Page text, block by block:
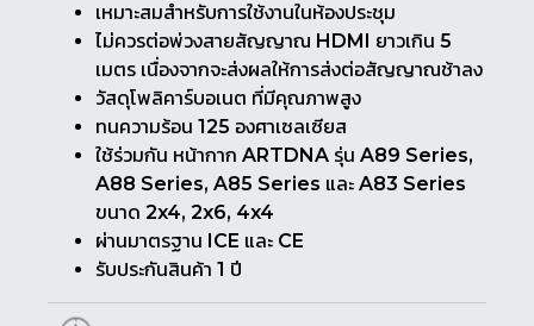
เหมาะสมสำหรับการใช้งานในห้องประชุม
ไม่ควรต่อพ่วงสายสัญญาณ HDMI ยาวเกิน 5
เมตร เนื่องจากจะส่งผลให้การส่งต่อสัญญาณช้าลง
วัสดุโพลิคาร์บอเนต ที่มีคุณภาพสูง
ทนความร้อน 125 องศาเซลเซียส
ใช้ร่วมกัน หน้ากาก ARTDNA รุ่น A89 Series,
A88 Series, A85 Series และ A83 Series
ขนาด 2x4, 2x6, 4x4
ผ่านมาตรฐาน ICE และ CE
รับประกันสินค้า 1 ปี